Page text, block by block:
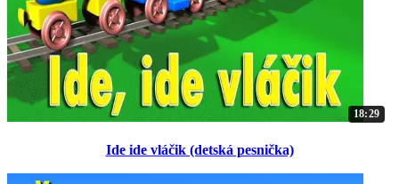
18:29
Ide ide vláčik (detská pesnička)